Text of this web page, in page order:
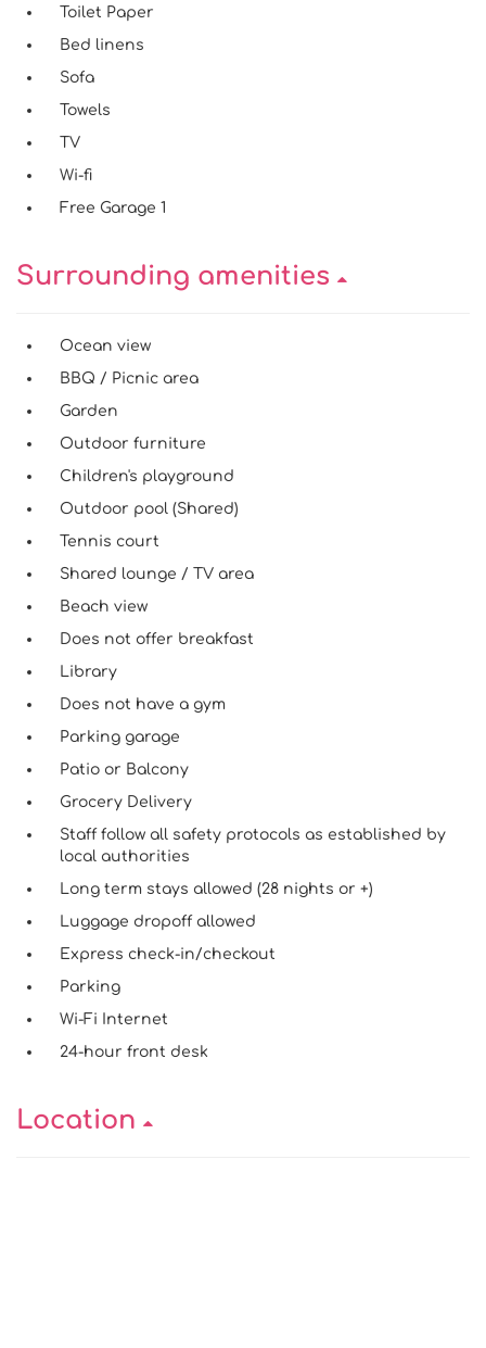
Toilet Paper
Bed linens
Sofa
Towels
TV
Wi-fi
Free Garage 1
Surrounding amenities
Ocean view
BBQ / Picnic area
Garden
Outdoor furniture
Children's playground
Outdoor pool (Shared)
Tennis court
Shared lounge / TV area
Beach view
Does not offer breakfast
Library
Does not have a gym
Parking garage
Patio or Balcony
Grocery Delivery
Staff follow all safety protocols as established by
local authorities
Long term stays allowed (28 nights or +)
Luggage dropoff allowed
Express check-in/checkout
Parking
Wi-Fi Internet
24-hour front desk
Location